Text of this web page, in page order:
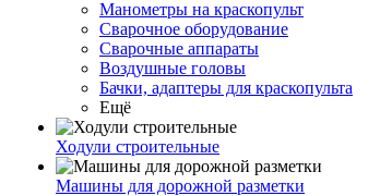
Манометры на краскопульт
Сварочное оборудование
Сварочные аппараты
Воздушные головы
Бачки, адаптеры для краскопульта
Ещё
Ходули строительные
Машины для дорожной разметки